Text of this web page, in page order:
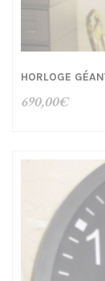
HORLOGE
690,00€